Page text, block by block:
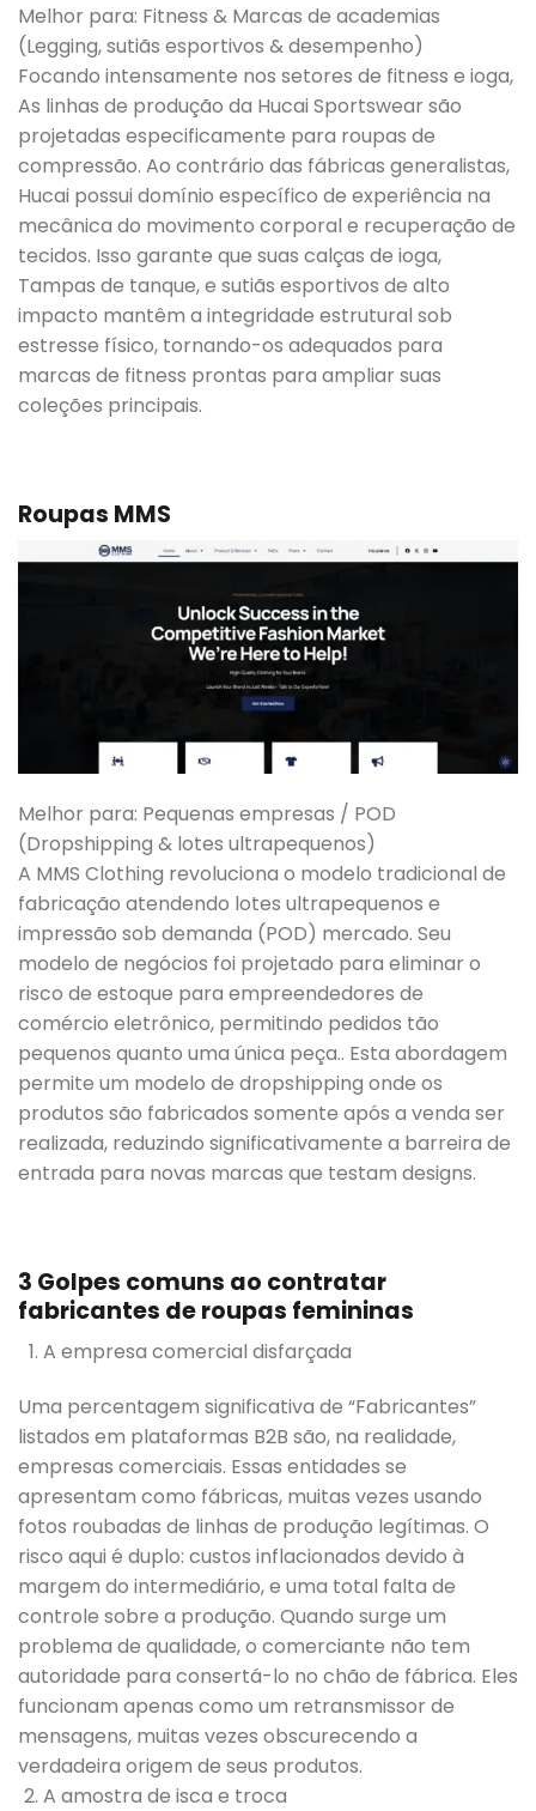
Melhor para: Fitness & Marcas de academias
(Legging, sutiãs esportivos & desempenho)
Focando intensamente nos setores de fitness e ioga,
As linhas de produção da Hucai Sportswear são
projetadas especificamente para roupas de
compressão. Ao contrário das fábricas generalistas,
Hucai possui domínio específico de experiência na
mecânica do movimento corporal e recuperação de
tecidos. Isso garante que suas calças de ioga,
Tampas de tanque, e sutiãs esportivos de alto
impacto mantêm a integridade estrutural sob
estresse físico, tornando-os adequados para
marcas de fitness prontas para ampliar suas
coleções principais.
Roupas MMS
Melhor para: Pequenas empresas / POD
(Dropshipping & lotes ultrapequenos)
A MMS Clothing revoluciona o modelo tradicional de
fabricação atendendo lotes ultrapequenos e
impressão sob demanda (POD) mercado. Seu
modelo de negócios foi projetado para eliminar o
risco de estoque para empreendedores de
comércio eletrônico, permitindo pedidos tão
pequenos quanto uma única peça.. Esta abordagem
permite um modelo de dropshipping onde os
produtos são fabricados somente após a venda ser
realizada, reduzindo significativamente a barreira de
entrada para novas marcas que testam designs.
3 Golpes comuns ao contratar
fabricantes de roupas femininas
A empresa comercial disfarçada
Uma percentagem significativa de “Fabricantes”
listados em plataformas B2B são, na realidade,
empresas comerciais. Essas entidades se
apresentam como fábricas, muitas vezes usando
fotos roubadas de linhas de produção legítimas. O
risco aqui é duplo: custos inflacionados devido à
margem do intermediário, e uma total falta de
controle sobre a produção. Quando surge um
problema de qualidade, o comerciante não tem
autoridade para consertá-lo no chão de fábrica. Eles
funcionam apenas como um retransmissor de
mensagens, muitas vezes obscurecendo a
verdadeira origem de seus produtos.
A amostra de isca e troca